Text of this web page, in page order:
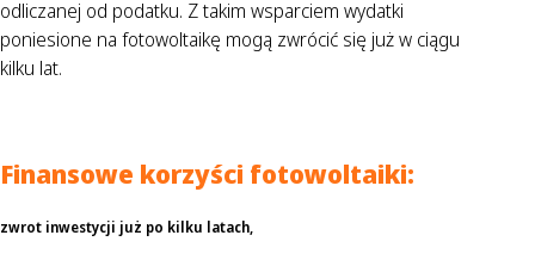
odliczanej od podatku. Z takim wsparciem wydatki
poniesione na fotowoltaikę mogą zwrócić się już w ciągu
kilku lat.
Finansowe korzyści fotowoltaiki:
zwrot inwestycji już po kilku latach,